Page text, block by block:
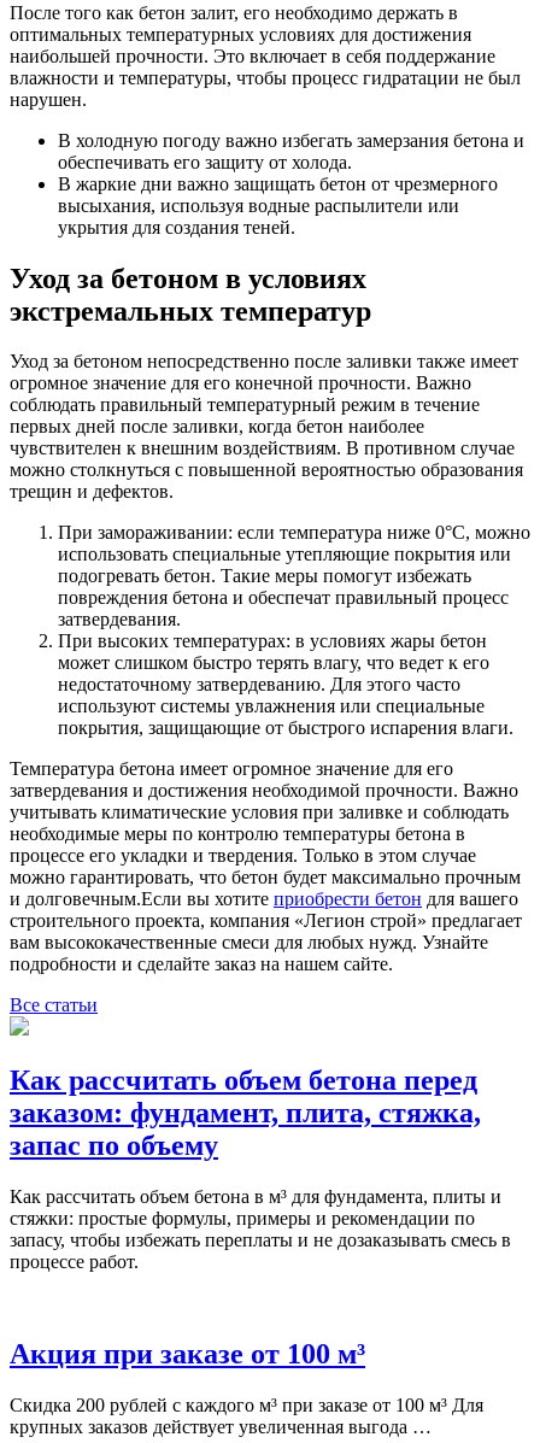
После того как бетон залит, его необходимо держать в
оптимальных температурных условиях для достижения
наибольшей прочности. Это включает в себя поддержание
влажности и температуры, чтобы процесс гидратации не был
нарушен.
В холодную погоду важно избегать замерзания бетона и
обеспечивать его защиту от холода.
В жаркие дни важно защищать бетон от чрезмерного
высыхания, используя водные распылители или
укрытия для создания теней.
Уход за бетоном в условиях
экстремальных температур
Уход за бетоном непосредственно после заливки также имеет
огромное значение для его конечной прочности. Важно
соблюдать правильный температурный режим в течение
первых дней после заливки, когда бетон наиболее
чувствителен к внешним воздействиям. В противном случае
можно столкнуться с повышенной вероятностью образования
трещин и дефектов.
При замораживании: если температура ниже 0°C, можно
использовать специальные утепляющие покрытия или
подогревать бетон. Такие меры помогут избежать
повреждения бетона и обеспечат правильный процесс
затвердевания.
При высоких температурах: в условиях жары бетон
может слишком быстро терять влагу, что ведет к его
недостаточному затвердеванию. Для этого часто
используют системы увлажнения или специальные
покрытия, защищающие от быстрого испарения влаги.
Температура бетона имеет огромное значение для его
затвердевания и достижения необходимой прочности. Важно
учитывать климатические условия при заливке и соблюдать
необходимые меры по контролю температуры бетона в
процессе его укладки и твердения. Только в этом случае
можно гарантировать, что бетон будет максимально прочным
и долговечным.Если вы хотите приобрести бетон для вашего
строительного проекта, компания «Легион строй» предлагает
вам высококачественные смеси для любых нужд. Узнайте
подробности и сделайте заказ на нашем сайте.
Все статьи
Как рассчитать объем бетона перед
заказом: фундамент, плита, стяжка,
запас по объему
Как рассчитать объем бетона в м³ для фундамента, плиты и
стяжки: простые формулы, примеры и рекомендации по
запасу, чтобы избежать переплаты и не дозаказывать смесь в
процессе работ.
Акция при заказе от 100 м³
Скидка 200 рублей с каждого м³ при заказе от 100 м³ Для
крупных заказов действует увеличенная выгода …